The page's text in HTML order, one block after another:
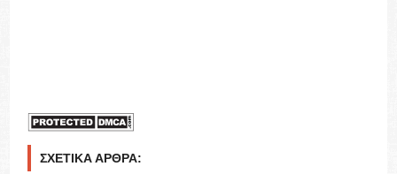
ΣΧΕΤΙΚΆ ΆΡΘΡΑ: